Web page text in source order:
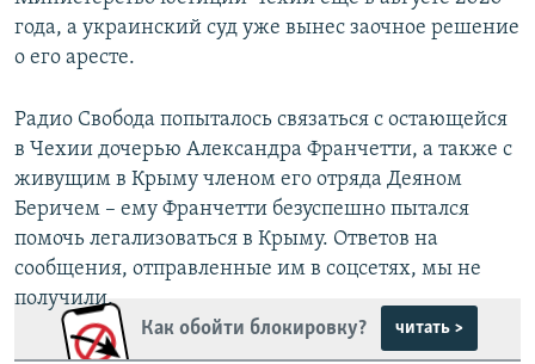
года, а украинский суд уже вынес заочное решение
о его аресте.
Радио Свобода попыталось связаться с остающейся
в Чехии дочерью Александра Франчетти, а также с
живущим в Крыму членом его отряда Деяном
Беричем – ему Франчетти безуспешно пытался
помочь легализоваться в Крыму. Ответов на
сообщения, отправленные им в соцсетях, мы не
получили.
Как обойти блокировку?
читать >